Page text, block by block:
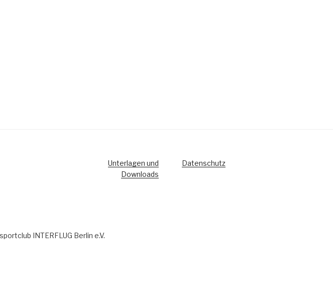
Unterlagen und
Downloads
Datenschutz
INTERFLUG Berlin e.V.